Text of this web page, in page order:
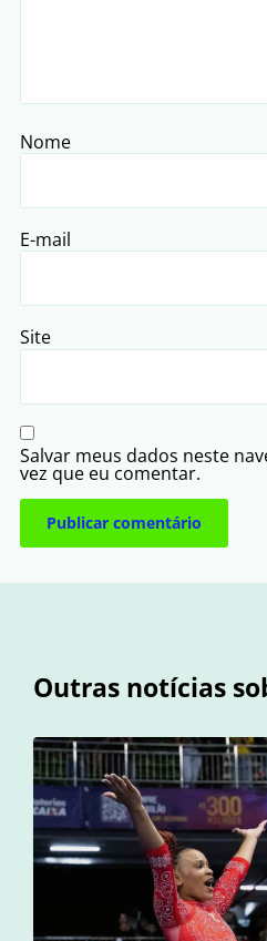
Nome
E-mail
Site
Salvar meus dados neste
vez que eu comentar.
Outras notícias